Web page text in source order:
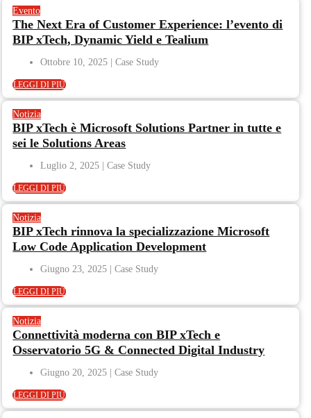
Evento
The Next Era of Customer Experience: l’evento di
BIP xTech, Dynamic Yield e Tealium
Ottobre 10, 2025
LEGGI DI PIÙ
Notizia
BIP xTech è Microsoft Solutions Partner in tutte e
sei le Solutions Areas
Luglio 2, 2025
LEGGI DI PIÙ
Notizia
BIP xTech rinnova la specializzazione Microsoft
Low Code Application Development
Giugno 23, 2025
LEGGI DI PIÙ
Notizia
Connettività moderna con BIP xTech e
Osservatorio 5G & Connected Digital Industry
Giugno 20, 2025
LEGGI DI PIÙ